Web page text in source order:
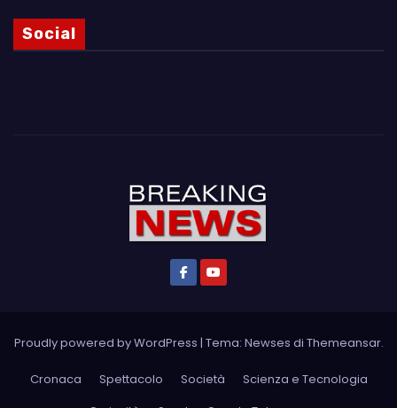
Social
Proudly powered by WordPress | Tema: Newses di Themeansar.
Cronaca Spettacolo Società
Scienza e Tecnologia